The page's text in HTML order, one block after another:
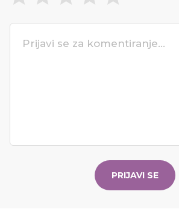
PRIJAVI SE